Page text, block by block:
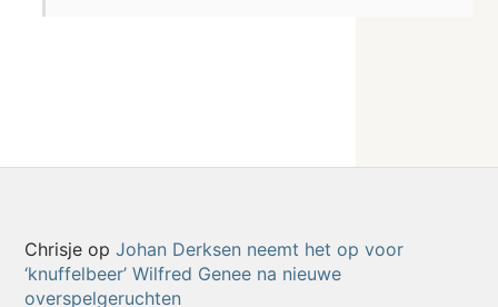
Chrisje opJohan Derksen neemt het op voor
‘knuffelbeer’ Wilfred Genee na nieuwe
overspelgeruchten